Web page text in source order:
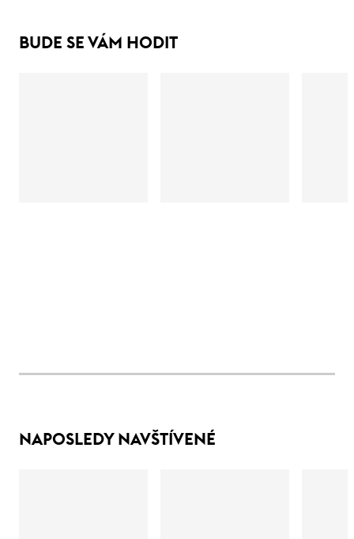
BUDE SE VÁM HODIT
NAPOSLEDY NAVŠTÍVENÉ